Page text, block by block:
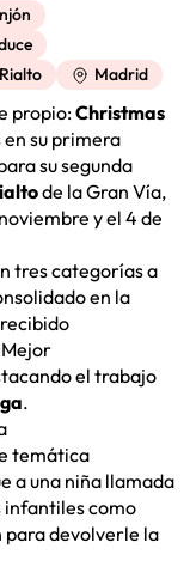
Madrid
propio:Christmas
su primera
su segunda
de la Gran Vía,
y el 4 de
tres categorías a
en la
el trabajo
.
temática
a una niña llamada
infantiles como
para devolverle la